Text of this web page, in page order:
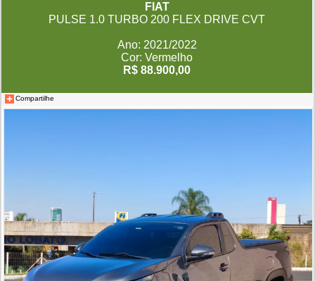
FIAT
PULSE 1.0 TURBO 200 FLEX DRIVE CVT
Ano: 2021/2022
Cor: Vermelho
R$ 88.900,00
Compartilhe